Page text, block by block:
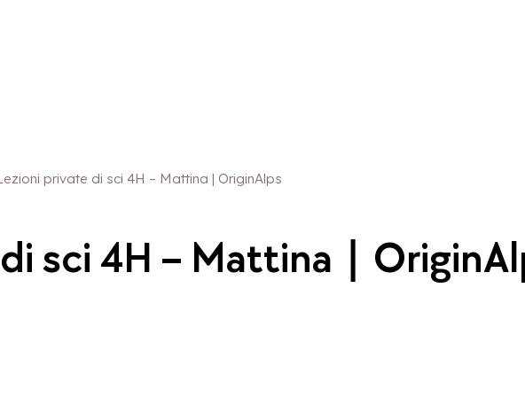
invernale
private di sci 4H – Mattina | OriginAlps
sci 4H – Mattina |